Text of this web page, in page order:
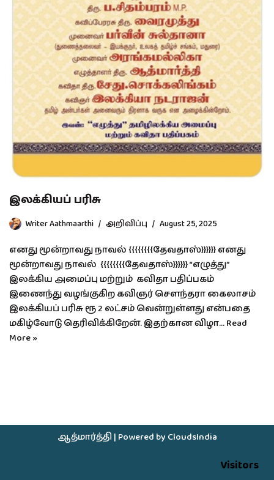
இலக்கியப் பரிசு
Writer Aathmaarthi அறிவிப்பு August 25, 2025
எனது மூன்றாவது நாவல் {{{{{{{{தேவதாஸ்}}}}}} எனது
மூன்றாவது நாவல் {{{{{{{{தேவதாஸ்}}}}}} “எழுத்து”
இலக்கிய அமைப்பு மற்றும் கவிதா பதிப்பகம்
இணைந்து வழங்குகிற கவிஞர் சௌந்தரா கைலாசம்
இலக்கியப் பரிசு ரூ 2 லட்சம் வென்றுள்ளது என்பதை
மகிழ்வோடு தெரிவிக்கிறேன். இதற்கான விழா…Read
More »
ஆத்மார்த்தி | Powered by CloudsIndia
Visitors